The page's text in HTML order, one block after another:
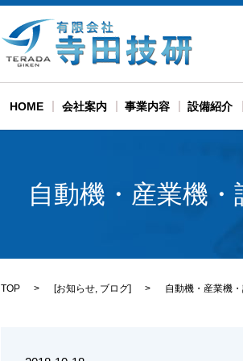
HOME 会社案内 事業内容 設備紹介
自動機・産業機
TOP [お知らせ ブログ] 自動機・産業機